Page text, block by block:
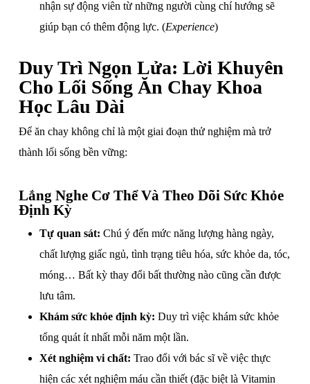
nhận sự động viên từ những người cùng chí hướng sẽ
giúp bạn có thêm động lực. (Experience)
Duy Trì Ngọn Lửa: Lời Khuyên
Cho Lối Sống Ăn Chay Khoa
Học Lâu Dài
Để ăn chay không chỉ là một giai đoạn thử nghiệm mà trở
thành lối sống bền vững:
Lắng Nghe Cơ Thể Và Theo Dõi Sức Khỏe
Định Kỳ
Tự quan sát: Chú ý đến mức năng lượng hàng ngày,
chất lượng giấc ngủ, tình trạng tiêu hóa, sức khỏe da, tóc,
móng… Bất kỳ thay đổi bất thường nào cũng cần được
lưu tâm.
Khám sức khỏe định kỳ: Duy trì việc khám sức khỏe
tổng quát ít nhất mỗi năm một lần.
Xét nghiệm vi chất: Trao đổi với bác sĩ về việc thực
hiện các xét nghiệm máu cần thiết (đặc biệt là Vitamin